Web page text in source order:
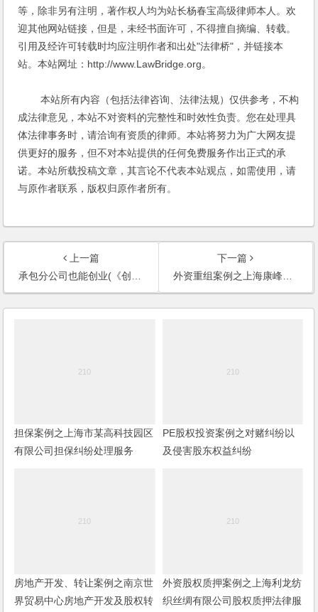
等，除非另有注明，著作权人均为站长杨春宝高级律师本人。欢
迎其他网站链接，但是，未经书面许可，不得擅自摘编、转载。
引用及经许可转载时均应注明作者和出处"法律桥"，并链接本
站。本站网址：http://www.LawBridge.org。
本站所有内容（包括法律咨询、法律法规）仅供参考，不构
成法律意见，本站不对资料的完整性和时效性负责。您在处理具
体法律事务时，请洽询有资质的律师。本站将努力为广大网友提
供更好的服务，但不对本站提供的任何免费服务作出正式的承
诺。本站所载投稿文章，其言论不代表本站观点，如需使用，请
与原作者联系，版权归原作者所有。
上一篇
承包分公司也能创业(《创业家》2002年12月号)
下一篇
外资重组案例之上海康峰纸业有限公司重组服务
担保案例之上海市某高科技园区
有限公司担保纠纷处理服务
PE股权投资案例之对赌纠纷以
及侵害股东权益纠纷
房地产开发、转让案例之南京世
界贸易中心房地产开发及股权转
外资股权质押案例之上海利龙纺
织丝绸有限公司股权质押法律服